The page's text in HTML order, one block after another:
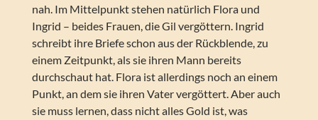
nah. Im Mittelpunkt stehen natürlich Flora und
Ingrid – beides Frauen, die Gil vergöttern. Ingrid
schreibt ihre Briefe schon aus der Rückblende, zu
einem Zeitpunkt, als sie ihren Mann bereits
durchschaut hat. Flora ist allerdings noch an einem
Punkt, an dem sie ihren Vater vergöttert. Aber auch
sie muss lernen, dass nicht alles Gold ist, was